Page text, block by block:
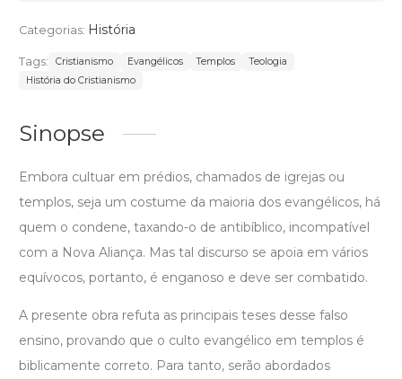
Categorias: História
Tags: Cristianismo Evangélicos Templos
Teologia
História do Cristianismo
Sinopse
Embora cultuar em prédios, chamados de igrejas ou
templos, seja um costume da maioria dos evangélicos, há
quem o condene, taxando-o de antibíblico, incompatível
com a Nova Aliança. Mas tal discurso se apoia em vários
equívocos, portanto, é enganoso e deve ser combatido.
A presente obra refuta as principais teses desse falso
ensino, provando que o culto evangélico em templos é
biblicamente correto. Para tanto, serão abordados